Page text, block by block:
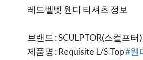
레드벨벳 웬디 티셔츠 정보
브랜드 : SCULPTOR(스컬프터)
제품명 : Requisite L/S Top#웬